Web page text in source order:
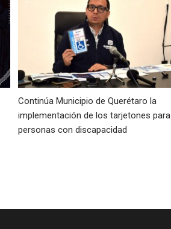
Continúa Municipio de Querétaro la
implementación de los tarjetones para
personas con discapacidad